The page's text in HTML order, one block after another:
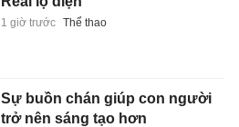
1 giờ trước Thể thao
Sự buồn chán giúp con người
trở nên sáng tạo hơn